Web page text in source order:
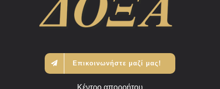
Επικοινωνήστε μαζί μας!
Κέντρο απορρήτου